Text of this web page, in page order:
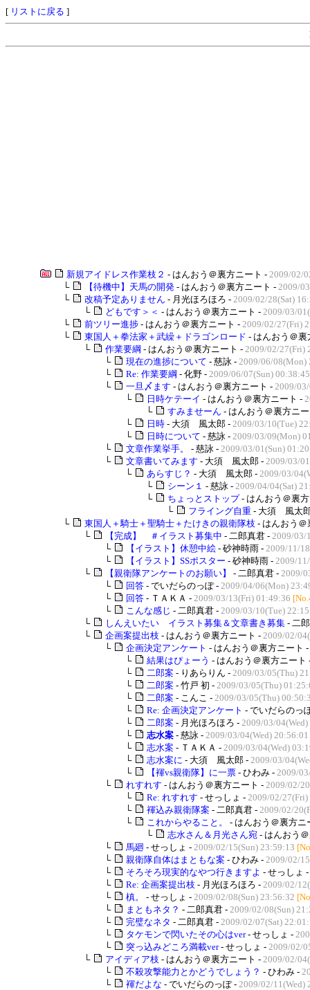
[ リストに戻る ]
新規アイドレス作業枝２ - はんおう＠裏方ニート - 2009/02/
└
【待機中】天馬の開発 - はんおう＠裏方ニート - 2009/
└
改稿予定ありません - 月光ほろほろ - 2009/02/28(Sat)
└
どもです＞＜ - はんおう＠裏方ニート - 2009/03/
└
前ツリー進捗 - はんおう＠裏方ニート - 2009/02/27(Fri)
└
東国人＋拳法家＋武繰＋ドラゴンロード - はんおう＠
└
作業要綱 - はんおう＠裏方ニート - 2009/02/27(Fri)
└
現在の進捗について - 慈詠 - 2009/06/08(Mon)
└
Re: 作業要綱 - 化野 - 2009/06/07(Sun) 00:38:45
└
一旦〆ます - はんおう＠裏方ニート - 2009/
└
日時ケテーイ - はんおう＠裏方ニート -
└
すみませーん - はんおう＠裏方ニ
└
日時 - 大須 風太郎 - 2009/03/10(Tue)
└
日時について - 慈詠 - 2009/03/09(Mon)
└
文章作業挙手。 - 慈詠 - 2009/03/01(Sun)
└
文章書いてみます - 大須 風太郎 - 2009/03/
└
あらすじ？ - 大須 風太郎 - 2009/03/
└
シーン１ - 慈詠 - 2009/04/04(Sat)
└
ちょっとストップ- はんおう＠裏
└
フライング自重 - 大須 風太
└
東国人＋騎士＋聖騎士＋たけきの親衛隊枝 - はんおう
└
【完成】 ＃イラスト募集中 - 二郎真君 - 2009/03/
└
【イラスト】休憩中絵 - 砂神時雨 - 2009/11/
└
【イラスト】SSポスター - 砂神時雨 - 2009/
└
【親衛隊アンケートのお願い】 - 二郎真君 - 2009/
└
回答 - でいだらのっぽ - 2009/04/06(Mon)
└
回答 - ＴＡＫＡ - 2009/03/13(Fri) 01:49:36
└
こんな感じ - 二郎真君 - 2009/03/10(Tue)
└
しんえいたい イラスト募集＆文章書き募集 - 二
└
企画案提出枝 - はんおう＠裏方ニート - 2009/02/
└
企画決定アンケート - はんおう＠裏方ニート -
└
結果はぴょーう - はんおう＠裏方ニート
└
二郎案 - りあらりん - 2009/03/05(Thu)
└
二郎案 - 竹戸 初 - 2009/03/05(Thu)
└
二郎案 - こんこ - 2009/03/05(Thu)
└
Re: 企画決定アンケート - でいだらのっ
└
二郎案 - 月光ほろほろ - 2009/03/
└
志水案 - 慈詠 - 2009/03/04(Wed) 20:56:01
└
志水案 - ＴＡＫＡ - 2009/03/04(Wed)
└
志水案に - 大須 風太郎 - 2009/03/
└
【褌vs親衛隊】に一票 - ひわみ - 2009/
└
れすれす - はんおう＠裏方ニート - 2009/02/
└
Re: れすれす - せっしょ - 2009/02/
└
褌込み親衛隊案 - 二郎真君 - 2009/02/
└
これからやること。
- はんおう＠裏方ニ
└
志水さん＆月光さん宛 - はんおう
└
馬廻 - せっしょ - 2009/02/15(Sun) 23:59:13
└
親衛隊自体はまともな案 - ひわみ - 2009/02/
└
そろそろ現実的なやつ行きますよ - せっしょ -
└
Re: 企画案提出枝 - 月光ほろほろ - 2009/02/
└
槙。 - せっしょ - 2009/02/08(Sun) 23:56:32
└
まともネタ？ - 二郎真君 - 2009/02/08(Sun)
└
完璧なネタ - 二郎真君 - 2009/02/07(Sat)
└
タケモンで閃いたその心はver- せっしょ -
└
突っ込みどころ満載ver- せっしょ - 2009/02/
└
アイディア枝 - はんおう＠裏方ニート - 2009/02/
└
不殺攻撃能力とかどうでしょう？ - ひわみ -
└
褌だよな - でいだらのっぽ - 2009/02/11(Wed)